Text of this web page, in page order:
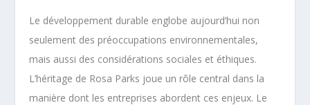
Le développement durable englobe aujourd’hui non
seulement des préoccupations environnementales,
mais aussi des considérations sociales et éthiques.
L’héritage de Rosa Parks joue un rôle central dans la
manière dont les entreprises abordent ces enjeux. Le